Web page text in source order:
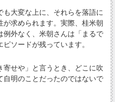
大変な上に、それらを落語に
が求められます。実際、桂米朝
例外なく、米朝さんは「まるで
ソードが残っています。
せや」と言うとき、どこに吹
自明のことだったのではないで